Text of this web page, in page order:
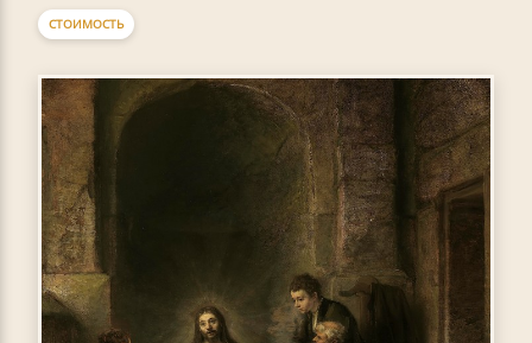
СТОИМОСТЬ